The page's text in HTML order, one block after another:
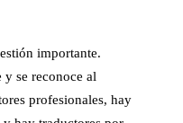
importante.
y se reconoce al
profesionales, hay